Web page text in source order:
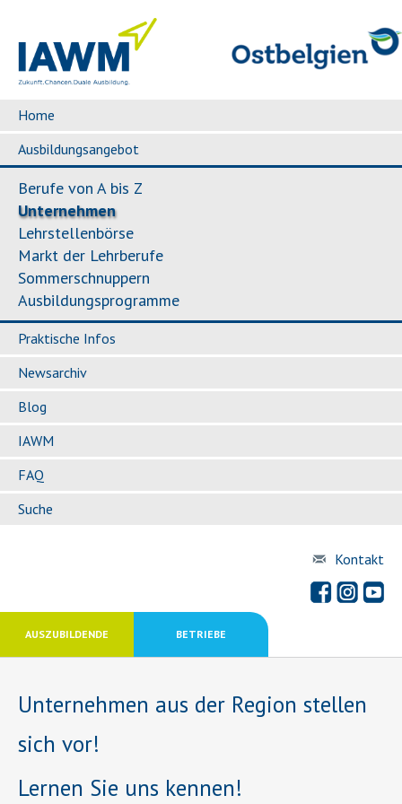
Home
Ausbildungsangebot
Berufe von A bis Z
Unternehmen
Lehrstellenbörse
Markt der Lehrberufe
Sommerschnuppern
Ausbildungsprogramme
Praktische Infos
Newsarchiv
Blog
IAWM
FAQ
Suche
Kontakt
AUSZUBILDENDE BETRIEBE
Unternehmen aus der Region stellen
sich vor!
Lernen Sie uns kennen!